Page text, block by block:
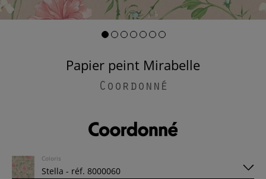
Papier peint Mirabelle
Coordonné
Coloris